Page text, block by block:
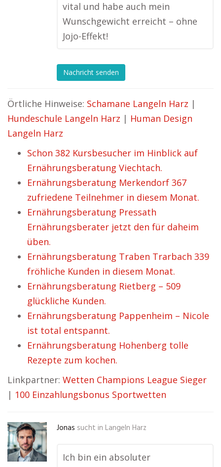
vital und habe auch mein
Wunschgewicht erreicht – ohne
Jojo-Effekt!
Nachricht senden
Örtliche Hinweise: Schamane Langeln Harz |
Hundeschule Langeln Harz | Human Design
Langeln Harz
Schon 382 Kursbesucher im Hinblick auf
Ernährungsberatung Viechtach.
Ernährungsberatung Merkendorf 367
zufriedene Teilnehmer in diesem Monat.
Ernährungsberatung Pressath
Ernährungsberater jetzt den für daheim
üben.
Ernährungsberatung Traben Trarbach 339
fröhliche Kunden in diesem Monat.
Ernährungsberatung Rietberg – 509
glückliche Kunden.
Ernährungsberatung Pappenheim – Nicole
ist total entspannt.
Ernährungsberatung Hohenberg tolle
Rezepte zum kochen.
Linkpartner: Wetten Champions League Sieger
| 100 Einzahlungsbonus Sportwetten
Jonas sucht in Langeln Harz
Ich bin ein absoluter